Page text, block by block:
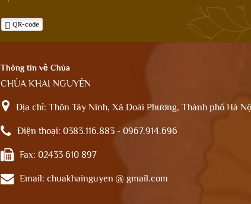
QR-code
Thông tin về Chùa
CHÙA KHAI NGUYÊN
Địa chỉ:Thôn Tây Ninh, Xã Đoài Phương, Thành phố Hà
Điện thoại:0383.116.883 - 0967.914.696
Fax:02433 610 897
Email:chuakhainguyen @ gmail.com